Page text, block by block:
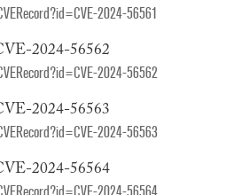
2024-56561
2024-56562
2024-56562
2024-56563
2024-56563
2024-56564